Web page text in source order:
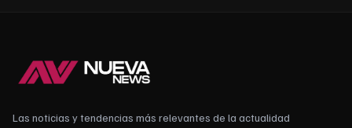
Las noticias y tendencias más relevantes de la actualidad